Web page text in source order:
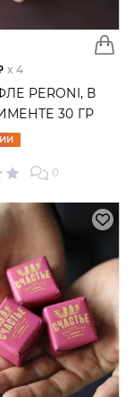
x 4
PERONI, В
30 ГР
0